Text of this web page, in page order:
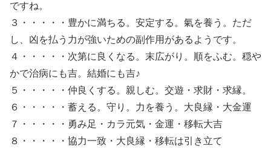
ですね。
３・・・・・豊かに満ちる。安定する。氣を養う。ただ
し、凶を払う力が強いための副作用があるようです。
４・・・・・次第に良くなる。末広がり。順をふむ。穏や
かで治病にも吉。結婚にも吉♪
５・・・・・仲良くする。親しむ。交遊・求財・求縁。
６・・・・・蓄える。守り。力を養う。大良縁・大金運
７・・・・・勇み足・カラ元気・金運・移転大吉
８・・・・・協力一致・大良縁・移転は引き立て